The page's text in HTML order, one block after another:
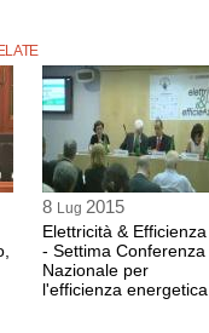
8 Lug 2015
Elettricità & Efficienza
- Settima Conferenza
Nazionale per
l'efficienza energetica